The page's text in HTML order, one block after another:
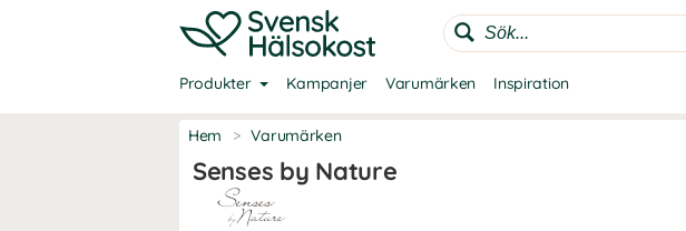
Produkter Kampanjer Varumärken Inspiration
Hem > Varumärken
Senses by Nature